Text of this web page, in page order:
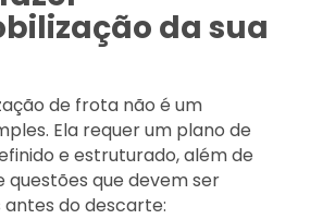
da sua
de frota não é um
Ela requer um plano de
e estruturado, além de
questões que devem ser
antes do descarte: